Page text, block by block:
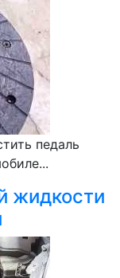
педаль
жидкости